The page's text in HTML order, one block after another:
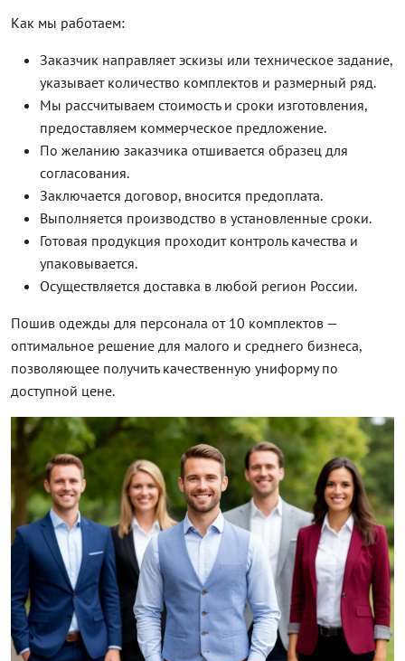
Как мы работаем:
Заказчик направляет эскизы или техническое задание,
указывает количество комплектов и размерный ряд.
Мы рассчитываем стоимость и сроки изготовления,
предоставляем коммерческое предложение.
По желанию заказчика отшивается образец для
согласования.
Заключается договор, вносится предоплата.
Выполняется производство в установленные сроки.
Готовая продукция проходит контроль качества и
упаковывается.
Осуществляется доставка в любой регион России.
Пошив одежды для персонала от 10 комплектов —
оптимальное решение для малого и среднего бизнеса,
позволяющее получить качественную униформу по
доступной цене.